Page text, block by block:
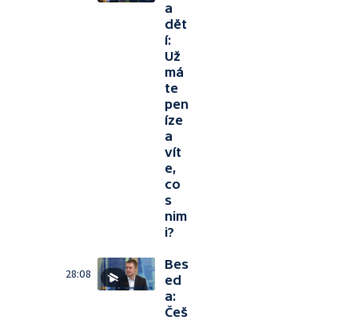
a
dět
í:
Už
má
te
pen
íze
a
vít
e,
co
s
nim
i?
28:08
Bes
ed
a:
Češ